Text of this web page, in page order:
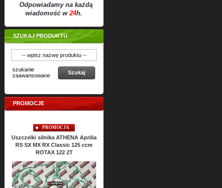
Odpowiadamy na każdą
wiadomość w24h.
SZUKAJ PRODUKTU
szukanie
zaawansowane
Szukaj
PROMOCJE
PROMOCJA
Uszczelki silnika ATHENA Aprilia
RS SX MX RX Classic 125 ccm
ROTAX 122 2T